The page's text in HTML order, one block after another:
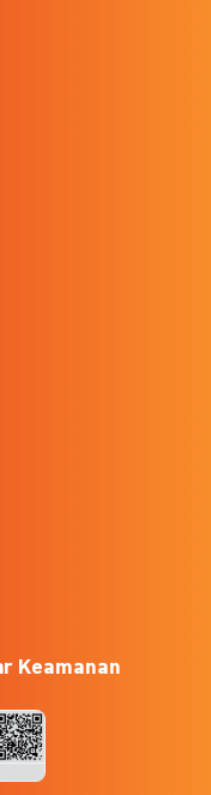
Keamanan